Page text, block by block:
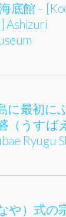
底館 –
Ashizuri
に最初に
（うすば
Ryugu
や）式の